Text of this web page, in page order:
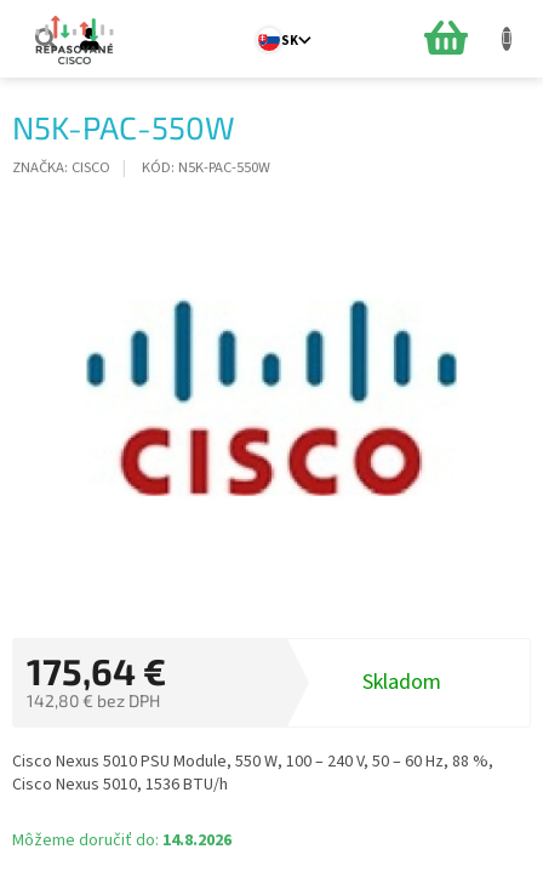
obsah
SK
N5K-PAC-550W
ZNAČKA: CISCO KÓD: N5K-PAC-550W
175,64 €
142,80 € bez DPH
cena:
Skladom
Môžeme doručiť do: 14.8.2026
Cisco Nexus 5010 PSU Module, 550 W, 100 – 240 V, 50 – 60 Hz, 88 %,
Cisco Nexus 5010, 1536 BTU/h